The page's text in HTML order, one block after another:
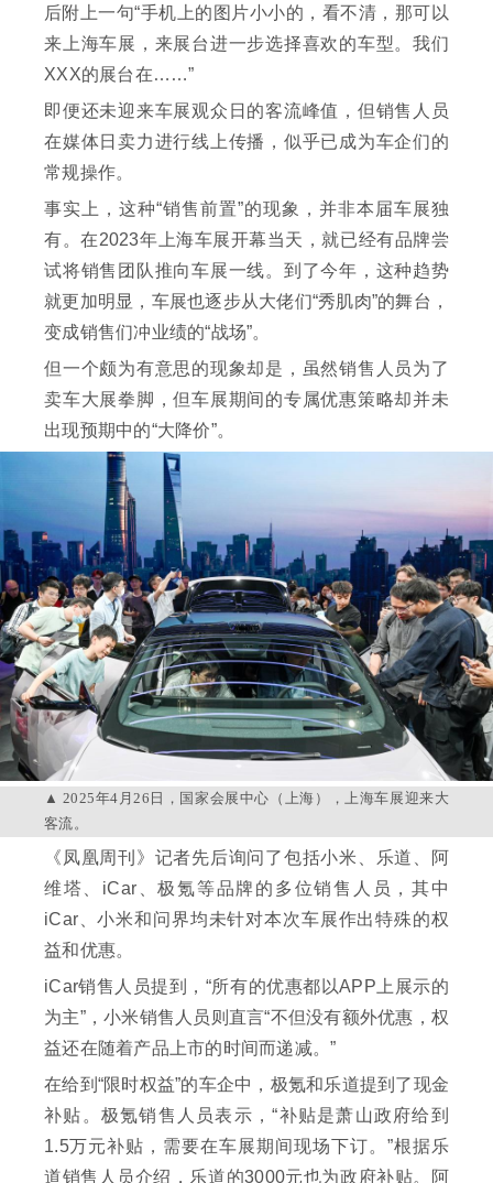
后附上一句“手机上的图片小小的，看不清，那可以
来上海车展，来展台进一步选择喜欢的车型。我们
XXX的展台在……”
即便还未迎来车展观众日的客流峰值，但销售人员
在媒体日卖力进行线上传播，似乎已成为车企们的
常规操作。
事实上，这种“销售前置”的现象，并非本届车展独
有。在2023年上海车展开幕当天，就已经有品牌尝
试将销售团队推向车展一线。到了今年，这种趋势
就更加明显，车展也逐步从大佬们“秀肌肉”的舞台，
变成销售们冲业绩的“战场”。
但一个颇为有意思的现象却是，虽然销售人员为了
卖车大展拳脚，但车展期间的专属优惠策略却并未
出现预期中的“大降价”。
2025年4月26日，国家会展中心（上海），上海车展迎来大
客流。
《凤凰周刊》记者先后询问了包括小米、乐道、阿
维塔、iCar、极氪等品牌的多位销售人员，其中
iCar、小米和问界均未针对本次车展作出特殊的权
益和优惠。
iCar销售人员提到，“所有的优惠都以APP上展示的
为主”，小米销售人员则直言“不但没有额外优惠，权
益还在随着产品上市的时间而递减。”
在给到“限时权益”的车企中，极氪和乐道提到了现金
补贴。极氪销售人员表示，“补贴是萧山政府给到
1.5万元补贴，需要在车展期间现场下订。”根据乐
道销售人员介绍，乐道的3000元也为政府补贴。阿